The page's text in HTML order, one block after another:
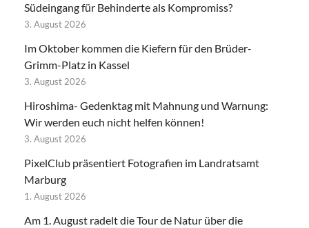
Südeingang für Behinderte als Kompromiss?
3. August 2026
Im Oktober kommen die Kiefern für den Brüder-
Grimm-Platz in Kassel
3. August 2026
Hiroshima- Gedenktag mit Mahnung und Warnung:
Wir werden euch nicht helfen können!
3. August 2026
PixelClub präsentiert Fotografien im Landratsamt
Marburg
1. August 2026
Am 1. August radelt die Tour de Natur über die